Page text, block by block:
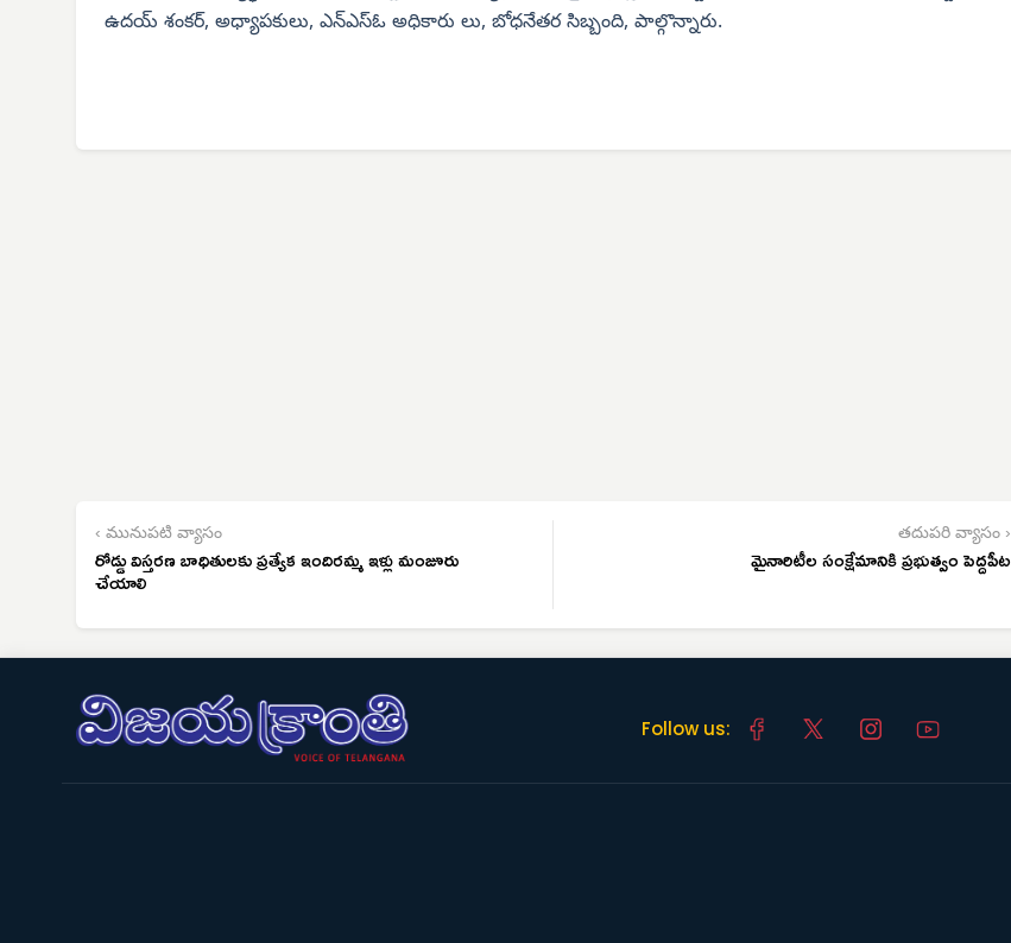
ఉదయ్ శంకర్, అధ్యాపకులు, ఎన్‌ఎస్‌ఓ అధికారు లు, బోధనేతర సిబ్బంది, పాల్గొన్నారు.
‹ మునుపటి వ్యాసం
రోడ్డు విస్తరణ బాధితులకు ప్రత్యేక ఇందిరమ్మ ఇళ్లు మంజూరు
చేయాలి
తదుపరి వ్యాసం ›
మైనారిటీల సంక్షేమానికి ప్రభుత్వం పెద్దపీట
Follow us: